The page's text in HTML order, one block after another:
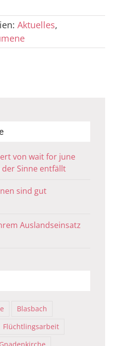
Aktuelles,
von wait for june
Sinne entfällt
sind gut
Auslandseinsatz
Blasbach
Flüchtlingsarbeit